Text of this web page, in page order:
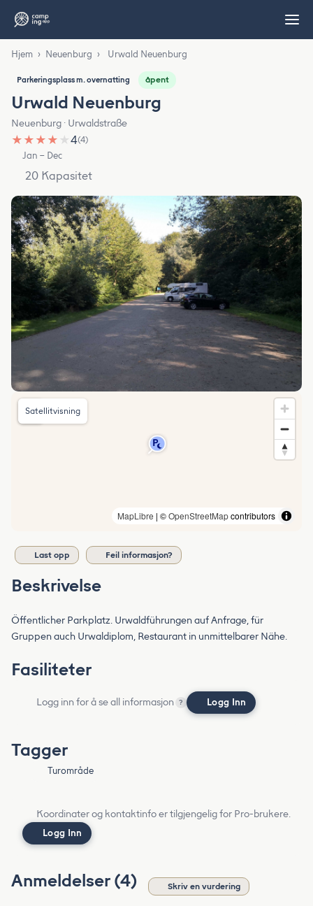
Hjem › Neuenburg › Urwald Neuenburg
Parkeringsplass m. overnatting åpent
Urwald Neuenburg
Neuenburg · Urwaldstraße
★ ★ ★ ★ ★4(4)
Jan – Dec
20 Kapasitet
MapLibre | ©OpenStreetMapcontributors
Satellitvisning
Last opp Feil informasjon?
Beskrivelse
Öffentlicher Parkplatz. Urwaldführungen auf Anfrage, für
Gruppen auch Urwaldiplom, Restaurant in unmittelbarer Nähe.
Fasiliteter
Logg inn for å se all informasjon ? Logg Inn
Tagger
Turområde
Koordinater og kontaktinfo er tilgjengelig for Pro-brukere.
Logg Inn
Anmeldelser (4) Skriv en vurdering